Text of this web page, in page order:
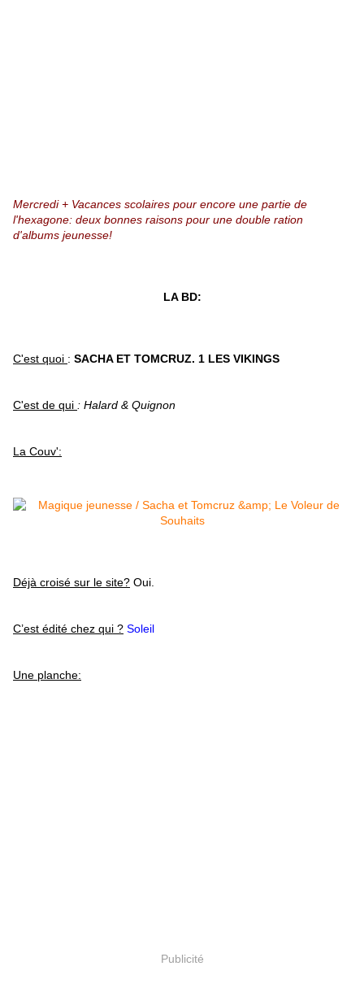
Mercredi + Vacances scolaires pour encore une partie de
l'hexagone: deux bonnes raisons pour une double ration
d'albums jeunesse!
LA BD:
C'est quoi : SACHA ET TOMCRUZ. 1 LES VIKINGS
C'est de qui : Halard & Quignon
La Couv':
Déjà croisé sur le site? Oui.
C’est édité chez qui ? Soleil
Une planche:
Publicité